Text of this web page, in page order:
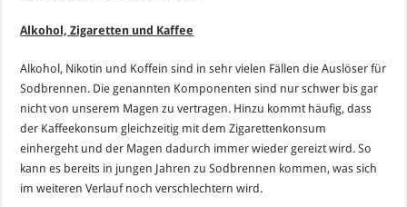
Alkohol, Zigaretten und Kaffee
Alkohol, Nikotin und Koffein sind in sehr vielen Fällen die Auslöser für
Sodbrennen. Die genannten Komponenten sind nur schwer bis gar
nicht von unserem Magen zu vertragen. Hinzu kommt häufig, dass
der Kaffeekonsum gleichzeitig mit dem Zigarettenkonsum
einhergeht und der Magen dadurch immer wieder gereizt wird. So
kann es bereits in jungen Jahren zu Sodbrennen kommen, was sich
im weiteren Verlauf noch verschlechtern wird.